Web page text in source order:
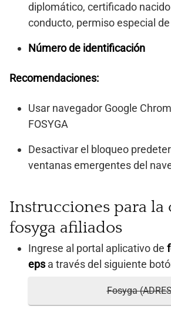
diplomático, certificado
conducto, permiso especial
Número de identificación
Recomendaciones:
Usar navegador Google
FOSYGA
Desactivar el bloqueo
ventanas emergentes del
Instrucciones para la
fosyga afiliados
Ingrese al portal aplicativo de
epsa través del siguiente
Fosyga